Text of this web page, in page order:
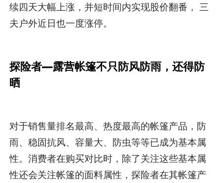
续四天大幅上涨，并短时间内实现股价翻番， 三
夫户外近日也一度涨停。
探险者—露营帐篷不只防风防雨，还得防
晒
对于销售量排名最高、热度最高的帐篷产品，防
雨、稳固抗风、容量大、防虫等等已成为基本属
性。消费者在购买对比时，除了关注这些基本属
性还会关注帐篷的面料属性，探险者在其帐篷产